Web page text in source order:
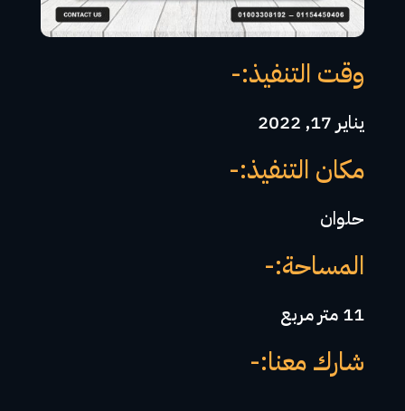
وقت التنفيذ:-
يناير 17, 2022
مكان التنفيذ:-
حلوان
المساحة:-
11 متر مربع
شارك معنا:-